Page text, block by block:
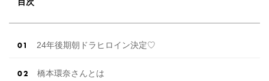
24年後期朝ドラヒロイン決定♡
橋本環奈さんとは